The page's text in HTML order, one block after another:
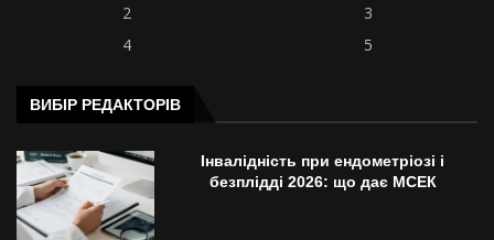
2
3
4
5
ВИБІР РЕДАКТОРІВ
Інвалідність при ендометріозі і
безплідді 2026: що дає МСЕК